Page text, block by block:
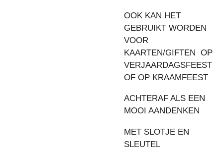
OOK KAN HET
GEBRUIKT WORDEN
VOOR
KAARTEN/GIFTEN OP
VERJAARDAGSFEEST
OF OP KRAAMFEEST
ACHTERAF ALS EEN
MOOI AANDENKEN
MET SLOTJE EN
SLEUTEL